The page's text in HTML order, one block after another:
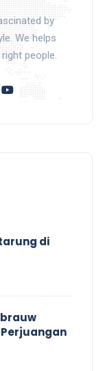
by
We helps
people.
di